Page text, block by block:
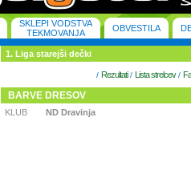
SKLEPI VODSTVA
TEKMOVANJA
OBVESTILA
1. Liga starejši dečki
/ Rezultati/ Lista strelcev/
BARVE DRESOV
KLUB ND Dravinja